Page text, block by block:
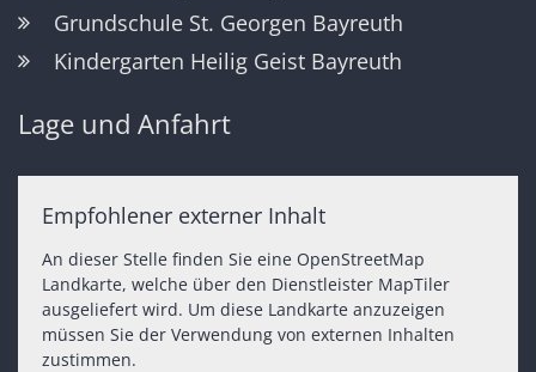
Grundschule St. Georgen Bayreuth
Kindergarten Heilig Geist Bayreuth
Lage und Anfahrt
Empfohlener externer Inhalt
An dieser Stelle finden Sie eine OpenStreetMap
Landkarte, welche über den Dienstleister MapTiler
ausgeliefert wird. Um diese Landkarte anzuzeigen
müssen Sie der Verwendung von externen Inhalten
zustimmen.